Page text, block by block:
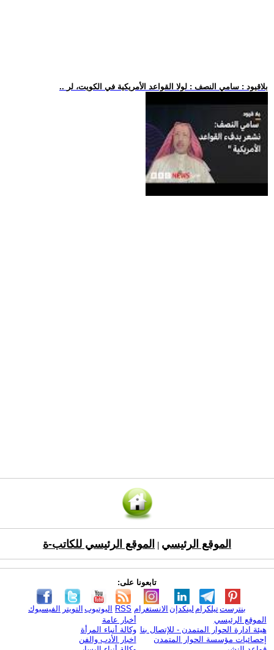
.. بلاقيود : سامي النصف : لولا القواعد الأمريكية في الكويت، لر
الموقع الرئيسي الموقع الرئيسي للكاتب-ة
تابعونا على:
الفيسبوك التويتر اليوتيوب RSS الانستغرام لينكدإن تيلكرامبنترست
الموقع الرئيسي
هيئة ادارة الحوار المتمدن - للإتصال بنا
إحصائيات مؤسسة الحوار المتمدن
أخبار عامة
وكالة أنباء المرأة
اخبار الأدب والفن